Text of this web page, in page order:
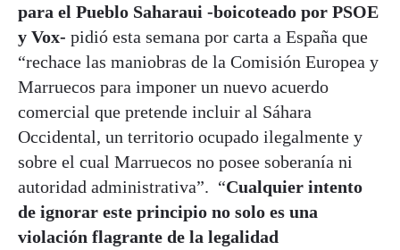
para el Pueblo Saharaui -boicoteado por PSOE
y Vox- pidió esta semana por carta a España que
“rechace las maniobras de la Comisión Europea y
Marruecos para imponer un nuevo acuerdo
comercial que pretende incluir al Sáhara
Occidental, un territorio ocupado ilegalmente y
sobre el cual Marruecos no posee soberanía ni
autoridad administrativa”. “Cualquier intento
de ignorar este principio no solo es una
violación flagrante de la legalidad